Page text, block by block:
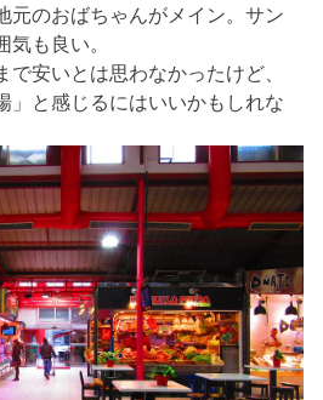
元のおばちゃんがメイン。サン
も良い。
安いとは思わなかったけど、
」と感じるにはいいかもしれな